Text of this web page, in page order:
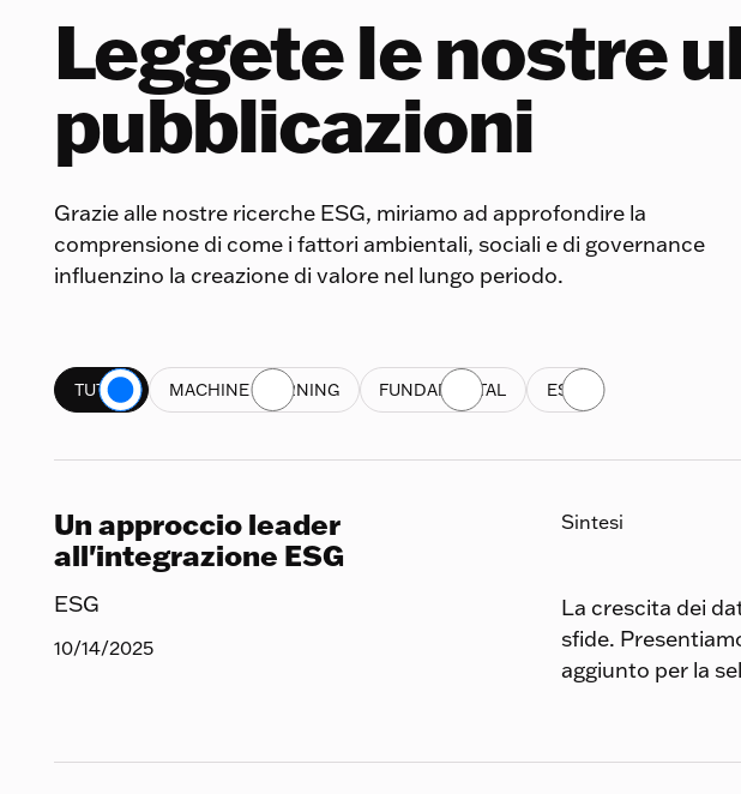
Leggete le nostre
pubblicazioni
Grazie alle nostre ricerche ESG, miriamo ad approfondire la
comprensione di come i fattori ambientali, sociali e di governance
influenzino la creazione di valore nel lungo periodo.
TUTTO MACHINE LEARNING FUNDAMENTAL ESG
Un approccio leader
all'integrazione ESG
ESG
10/14/2025
Sintesi
La crescita dei
sfide.
aggiunto per la